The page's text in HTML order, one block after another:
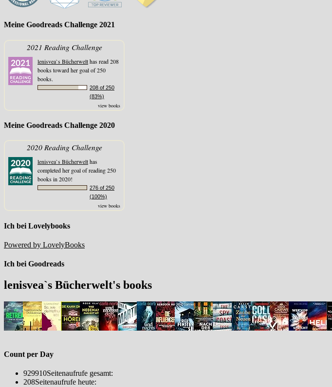
Meine Goodreads Challenge 2021
2021 Reading Challenge
lenisvea`s Bücherwelthas read 208
books toward her goal of 250
books.
208 of 250
(83%)
view books
Meine Goodreads Challenge 2020
2020 Reading Challenge
lenisvea`s Bücherwelthas
completed her goal of reading 250
books in 2020!
276 of 250
(100%)
view books
Ich bei Lovelybooks
Powered by LovelyBooks
Ich bei Goodreads
lenisvea`s Bücherwelt's books
Count per Day
929910Seitenaufrufe gesamt:
208Seitenaufrufe heute: